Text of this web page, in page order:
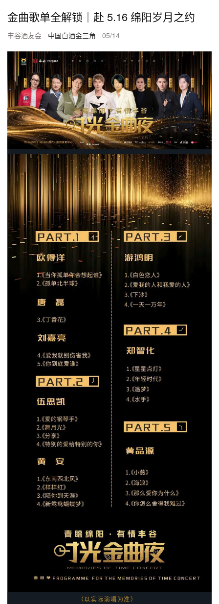
金曲歌单全解锁｜赴 5.16 绵阳岁月之约
丰谷酒友会 中国白酒金三角 05/14
（以实际演唱为准）